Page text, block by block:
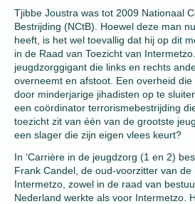
Tjibbe Joustra was tot 2009 Nationaal
Bestrijding (NCtB). Hoewel deze man
heeft, is het wel toevallig dat hij op dit
in de Raad van Toezicht van
jeugdzorggigant die links en rechts
overneemt en afstoot. Een overheid
door minderjarige jihadisten op te
een coördinator terrorismebestrijding
toezicht zit van één van de grootste
een slager die zijn eigen vlees keurt?
In ‘Carrière in de jeugdzorg (1 en 2)
Frank Candel, de oud-voorzitter van
Intermetzo, zowel in de raad van
Nederland werkte als voor Intermetzo.